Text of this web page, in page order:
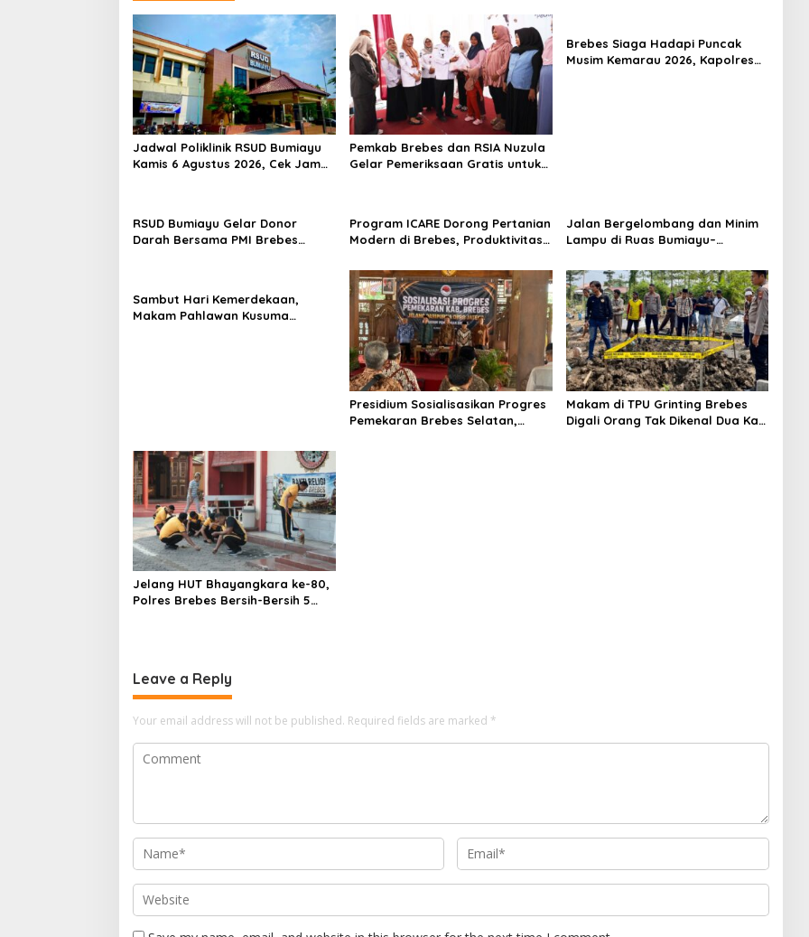
Jadwal Poliklinik RSUD Bumiayu
Kamis 6 Agustus 2026, Cek Jam
Pemkab Brebes dan RSIA Nuzula
Gelar Pemeriksaan Gratis untuk
Brebes Siaga Hadapi Puncak
Musim Kemarau 2026, Kapolres
RSUD Bumiayu Gelar Donor
Darah Bersama PMI Brebes
Program ICARE Dorong Pertanian
Modern di Brebes, Produktivitas
Hektare
Jalan Bergelombang dan Minim
Lampu di Ruas Bumiayu–
Innova Hantam Pohon di
Bantarkawung
Sambut Hari Kemerdekaan,
Makam Pahlawan Kusuma
Presidium Sosialisasikan Progres
Pemekaran Brebes Selatan,
Makam di TPU Grinting Brebes
Digali Orang Tak Dikenal Dua Kali,
Jelang HUT Bhayangkara ke-80,
Polres Brebes Bersih-Bersih 5
Leave a Reply
Your email address will not be published. Required fields are marked *